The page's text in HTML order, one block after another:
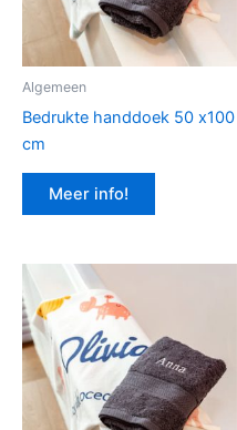
Algemeen
Bedrukte handdoek 50 x100
cm
Meer info!